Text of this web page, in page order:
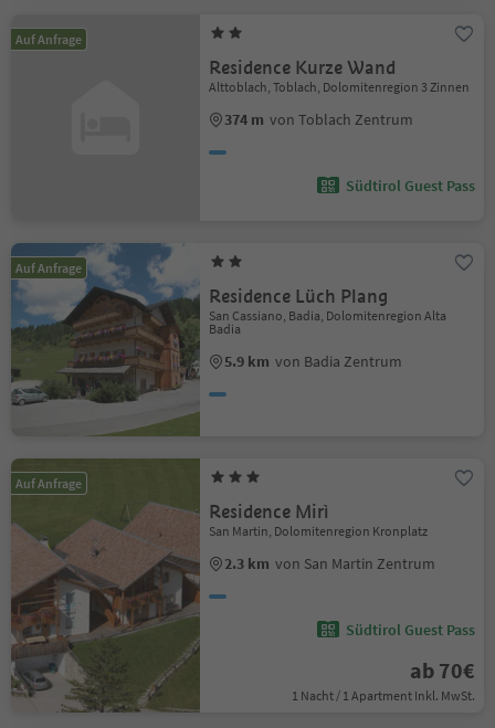
Auf Anfrage
Residence Kurze Wand
Alttoblach, Toblach, Dolomitenregion 3 Zinnen
374 m von Toblach Zentrum
Südtirol Guest Pass
Auf Anfrage
Residence Lüch Plang
San Cassiano, Badia, Dolomitenregion Alta
Badia
5.9 km von Badia Zentrum
Auf Anfrage
Residence Mirì
San Martin, Dolomitenregion Kronplatz
2.3 km von San Martin Zentrum
Südtirol Guest Pass
ab 70€
1 Nacht / 1 Apartment Inkl. MwSt.